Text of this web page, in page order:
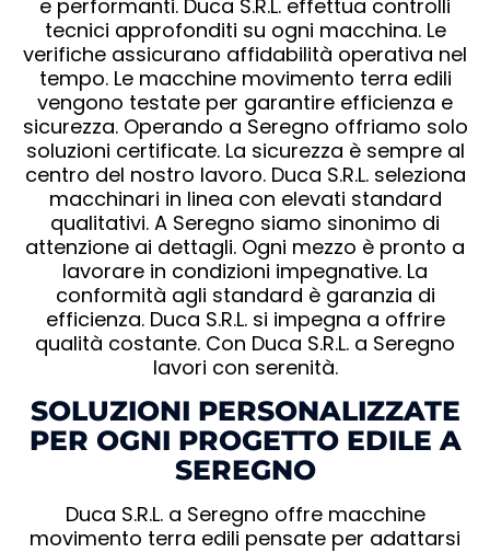
e performanti. Duca S.R.L. effettua controlli
tecnici approfonditi su ogni macchina. Le
verifiche assicurano affidabilità operativa nel
tempo. Le macchine movimento terra edili
vengono testate per garantire efficienza e
sicurezza. Operando a Seregno offriamo solo
soluzioni certificate. La sicurezza è sempre al
centro del nostro lavoro. Duca S.R.L. seleziona
macchinari in linea con elevati standard
qualitativi. A Seregno siamo sinonimo di
attenzione ai dettagli. Ogni mezzo è pronto a
lavorare in condizioni impegnative. La
conformità agli standard è garanzia di
efficienza. Duca S.R.L. si impegna a offrire
qualità costante. Con Duca S.R.L. a Seregno
lavori con serenità.
SOLUZIONI PERSONALIZZATE
PER OGNI PROGETTO EDILE A
SEREGNO
Duca S.R.L. a Seregno offre macchine
movimento terra edili pensate per adattarsi